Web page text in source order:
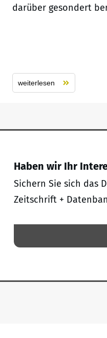
darüber gesondert
weiterlesen
Haben wir Ihr
Sichern Sie sich das
Zeitschrift +